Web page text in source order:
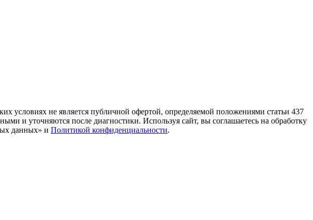
условиях не является публичной офертой, определяемой положениями статьи 437
и уточняются после диагностики. Используя сайт, вы соглашаетесь на обработку
данных» и Политикой конфиденциальности.